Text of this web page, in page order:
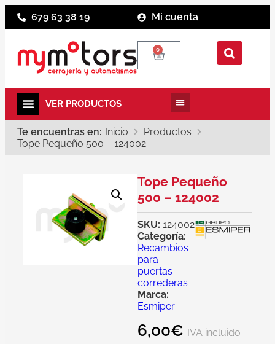
679 63 38 19 Mi cuenta
0
Te encuentras en: Inicio
Productos
Tope Pequeño 500 – 124002
Tope Pequeño
500 – 124002
SKU: 124002
Categoría:
Recambios
para
puertas
correderas
Marca:
Esmiper
6,00€ IVA incluido